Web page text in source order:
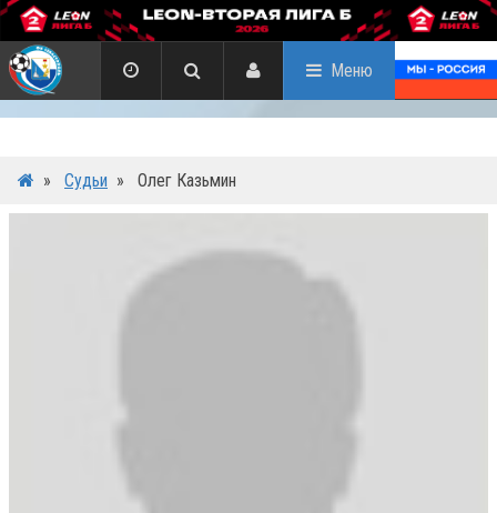
Меню
» Судьи » Олег Казьмин